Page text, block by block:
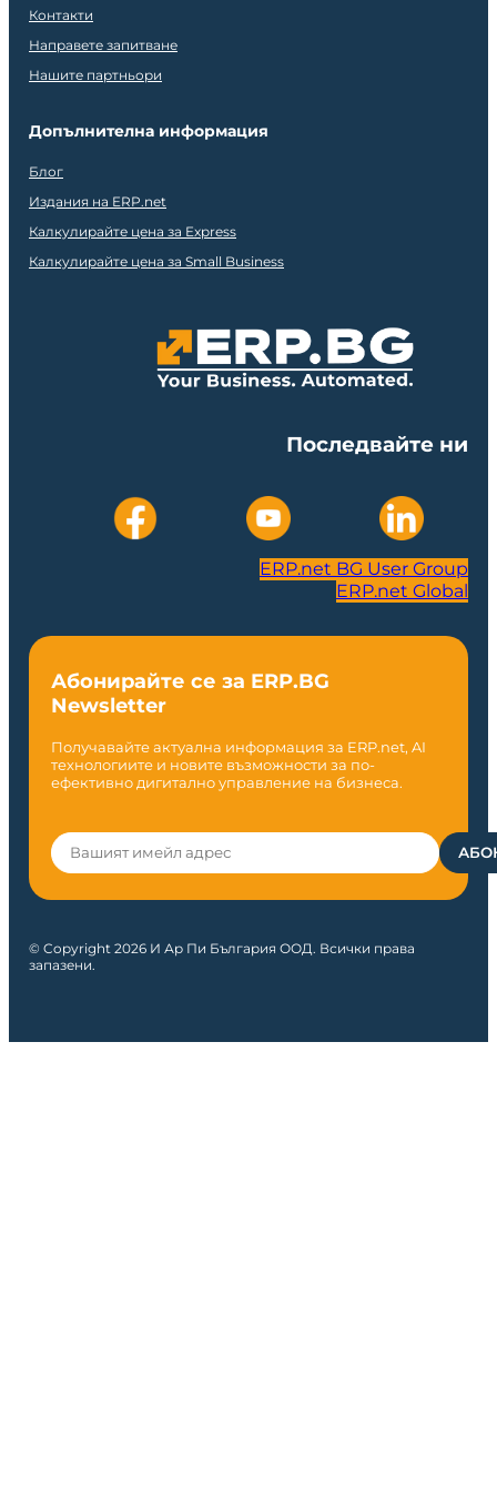
Контакти
Направете запитване
Нашите партньори
Допълнителна информация
Блог
Издания на ERP.net
Калкулирайте цена за Express
Калкулирайте цена за Small Business
Последвайте ни
ERP.net BG User Group
ERP.net Global
Абонирайте се за ERP.BG
Newsletter
Получавайте актуална информация за ERP.net, AI
технологиите и новите възможности за по-
ефективно дигитално управление на бизнеса.
© Copyright 2026 И Ар Пи България ООД. Всички права
запазени.